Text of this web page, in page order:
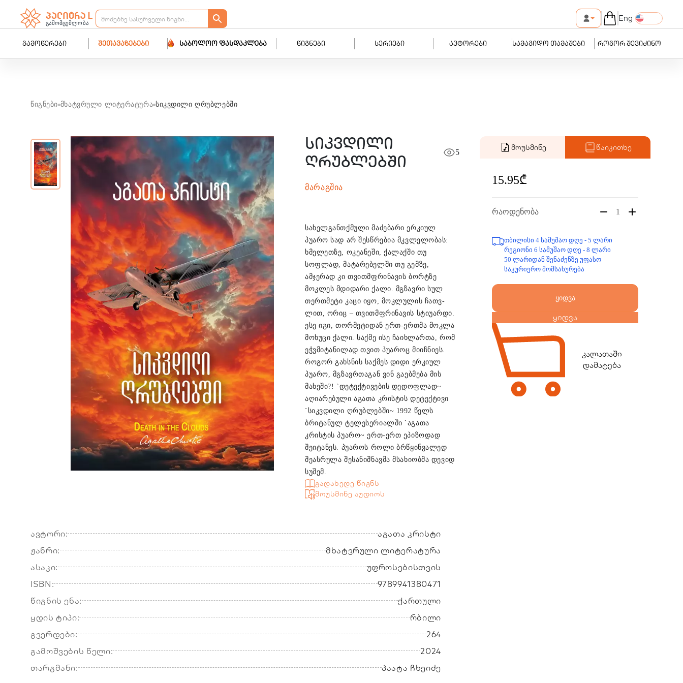
Eng
გამოწერები შეთავაზებები საბოლოო ფასდაკლება წიგნები სერიები ავტორები სამაგიდო თამაშები როგორ შევიძინო
წიგნები მხატვრული ლიტერატურა სიკვდილი ღრუბლებში
სიკვდილი
ღრუბლებში
5
მარაგშია
სახელგანთქმული მაძებარი ერკიულ
პუარო სად არ შესწრებია მკვლელობას:
ხმელეთზე, ოკეანეში, ქალაქში თუ
სოფლად, მატარებელში თუ გემზე,
ამჯერად კი თვითმფრინავის ბორტზე
მოკლეს მდიდარი ქალი. მგზავრი სულ
თერთმეტი კაცი იყო, მოკლულის ჩათვ­
ლით, ორიც – თვითმფრინავის სტიუარდი.
ესე იგი, თორმეტიდან ერთ-ერთმა მოკლა
მოხუცი ქალი. საქმე ისე ჩაიხლართა, რომ
ეჭვმიტანილად თვით პუაროც მიიჩნიეს.
როგორ გახსნის საქმეს დიდი ერკიულ
პუარო, მგზავრთაგან ვინ გაებმება მის
მახეში?! `დეტექტივების დედოფლად~
აღიარებული აგათა კრისტის დეტექტივი
`სიკვდილი ღრუბლებში~ 1992 წელს
ბრიტანულ ტელესერიალში `აგათა
კრისტის პუარო~ ერთ-ერთ ეპიზოდად
შეიტანეს. პუაროს როლი ბრწყინვალედ
შეასრულა შესანიშნავმა მსახიობმა დევიდ
სუშემ.
გადახედე წიგნს
მოუსმინე აუდიოს
მოუსმინე წაიკითხე
15.95₾
რაოდენობა 1
თბილისი 4 სამუშაო დღე - 5 ლარი
რეგიონი 6 სამუშაო დღე - 8 ლარი
50 ლარიდან შენაძენზე უფასო
საკურიერო მომსახურება
ყიდვა
ყიდვა
კალათაში
დამატება
ავტორი:
აგათა კრისტი
ჟანრი:
მხატვრული ლიტერატურა
ასაკი:
უფროსებისთვის
ISBN:
9789941380471
წიგნის ენა:
ქართული
ყდის ტიპი:
რბილი
გვერდები:
264
გამოშვების წელი:
2024
თარგმანი:
პაატა ჩხეიძე